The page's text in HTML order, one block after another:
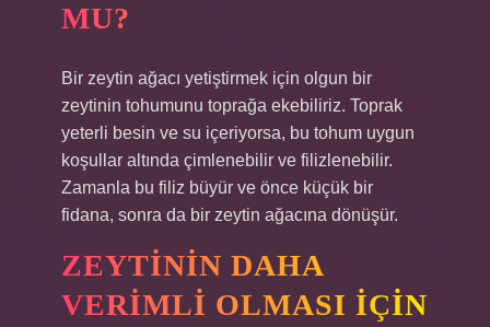
MU?
Bir zeytin ağacı yetiştirmek için olgun bir
zeytinin tohumunu toprağa ekebiliriz. Toprak
yeterli besin ve su içeriyorsa, bu tohum uygun
koşullar altında çimlenebilir ve filizlenebilir.
Zamanla bu filiz büyür ve önce küçük bir
fidana, sonra da bir zeytin ağacına dönüşür.
ZEYTININ DAHA
VERIMLI OLMASI IÇIN